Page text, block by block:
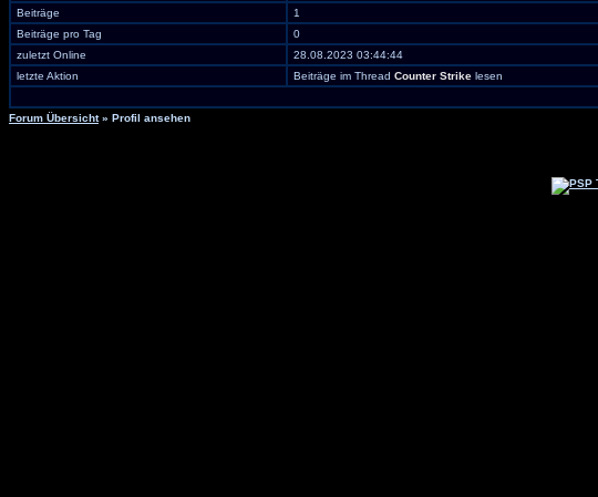
Beiträge
1
Beiträge pro Tag
0
zuletzt Online
28.08.2023 03:44:44
letzte Aktion
Beiträge im Thread Counter Strike lesen
Forum Übersicht» Profil ansehen